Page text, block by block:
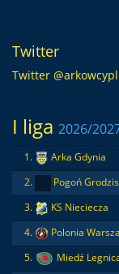
Twitter
Twitter @arkowcypl
I liga 2026/
1. Arka Gdynia
2.
Pogoń
3.
KS Nieciecza
4.
Polonia
5.
Miedź